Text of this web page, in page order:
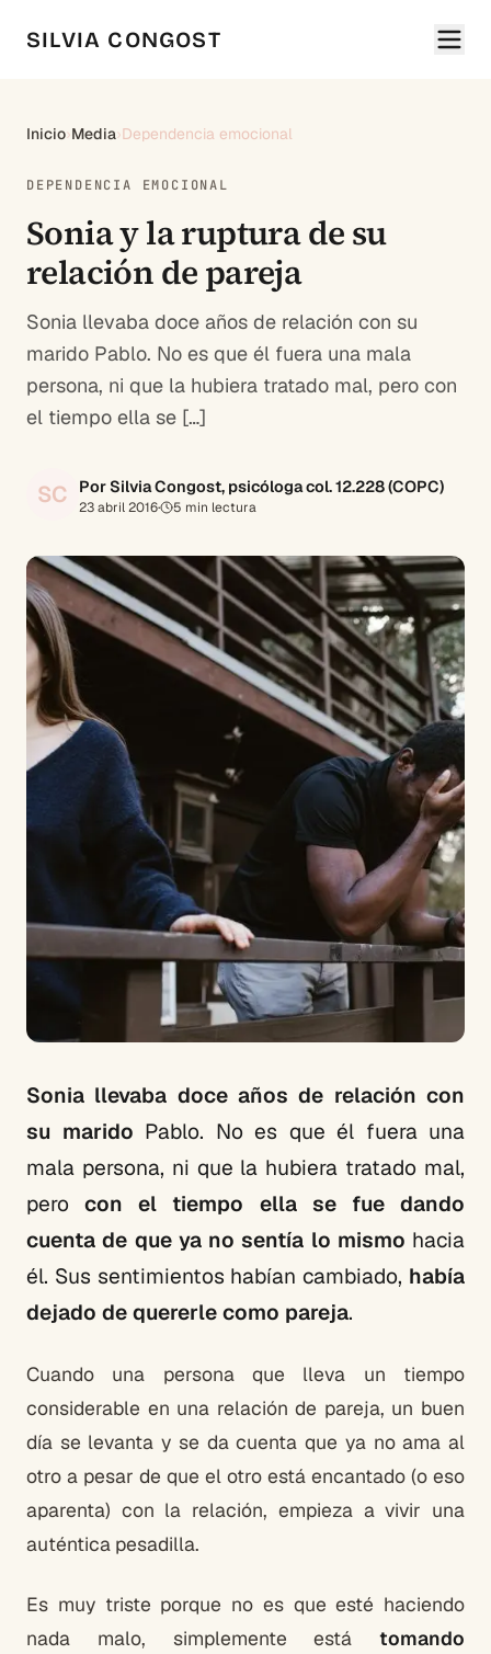
SILVIA CONGOST
Inicio›Media›Dependencia emocional
DEPENDENCIA EMOCIONAL
Sonia y la ruptura de su
relación de pareja
Sonia llevaba doce años de relación con su
marido Pablo. No es que él fuera una mala
persona, ni que la hubiera tratado mal, pero con
el tiempo ella se […]
SC Por Silvia Congost, psicóloga col. 12.228 (COPC)
23 abril 2016· 5 min lectura
Sonia llevaba doce años de relación con
su marido Pablo. No es que él fuera una
mala persona, ni que la hubiera tratado mal,
perocon el tiempo ella se fue dando
cuenta de que ya no sentía lo mismo hacia
él. Sus sentimientos habían cambiado, había
dejado de quererle como pareja.
Cuando una persona que lleva un tiempo
considerable en una relación de pareja, un buen
día se levanta y se da cuenta que ya no ama al
otro a pesar de que el otro está encantado (o eso
aparenta) con la relación, empieza a vivir una
auténtica pesadilla.
Es muy triste porque no es que esté haciendo
nada malo, simplemente está tomando